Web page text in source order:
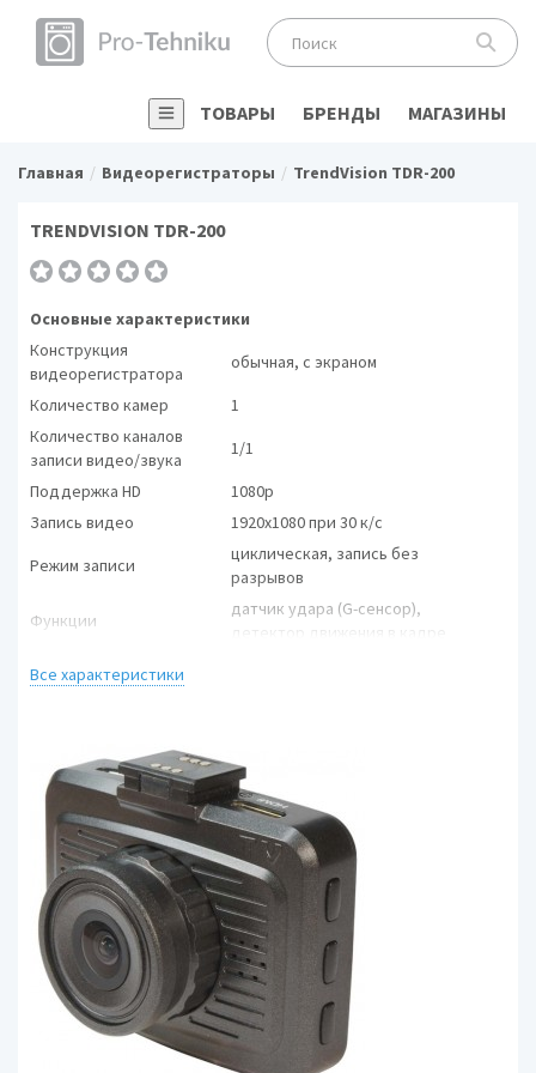
ТОВАРЫ БРЕНДЫ МАГАЗИНЫ
Главная Видеорегистраторы TrendVision TDR-200
TRENDVISION TDR-200
Основные характеристики
Конструкция
видеорегистратора
обычная, с экраном
Количество камер
1
Количество каналов
записи видео/звука
1/1
Поддержка HD
1080p
Запись видео
1920x1080 при 30 к/с
Режим записи
циклическая, запись без
разрывов
Функции
датчик удара (G-сенсор),
Камера
CMOS 1/3' 2.10 млн пикс.
Угол обзора
140° (по диагонали), 105° (по
ширине)
Материал линз
стекло
Запись видео
Защита от записи
есть
Запись события в
отдельный файл
есть
автостарт записи
Все характеристики